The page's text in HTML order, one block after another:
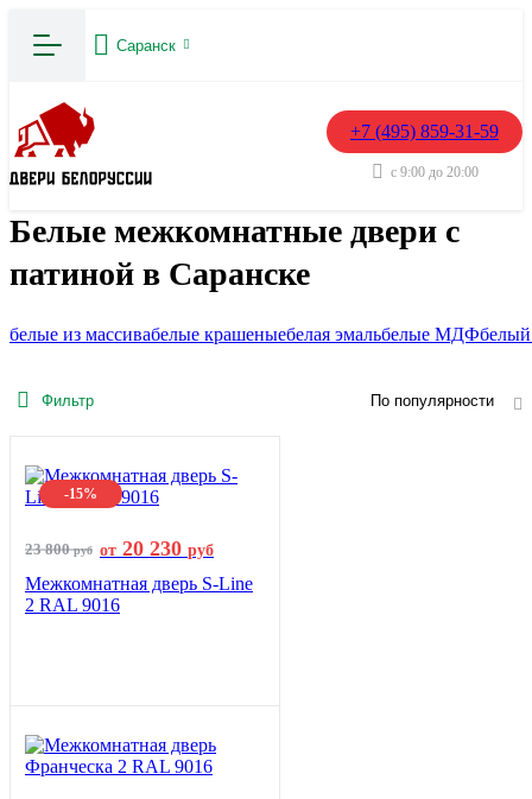
Саранск
+7 (495) 859-31-59
с 9:00 до 20:00
Белые межкомнатные двери с
патиной в Саранске
белые из массивабелые крашеныебелая эмальбелые МДФбелый
Фильтр По популярности
-15%
23 800руб от 20 230 руб
Межкомнатная дверь S-Line
2 RAL 9016